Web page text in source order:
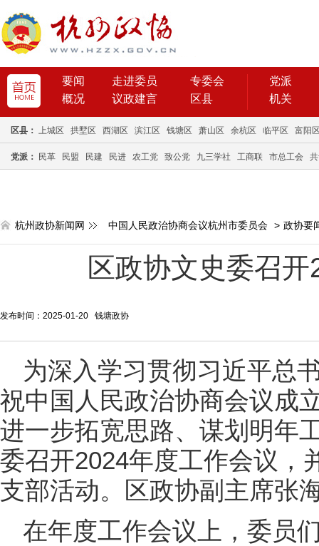
要闻 走进委员
专委会
概况
议政建言 区县
党派
机关
区县： 上城区 拱墅区 西湖区 滨江区 钱塘区 萧山区 余杭区 临平区 富阳
党派： 民革 民盟 民建 民进 农工党 致公党 九三学社 工商联 市总工会
杭州政协新闻网 中国人民政治协商会议杭州市委员会 > 政协要
区政协文史委召
发布时间：2025-01-20 钱塘政协
为深入学习贯彻习近平总
祝中国人民政治协商会议成
进一步拓宽思路、谋划明年
委召开2024年度工作会议，
支部活动。区政协副主席张
在年度工作会议上，委员